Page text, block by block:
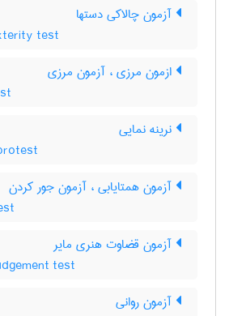
آزمون چالاکی دستها
test
ازمون مرزی ، آزمون مرزی
نرینه نمایی
آزمون همتایابی ، آزمون جور کردن
آزمون قضاوت هنری مایر
test
آزمون روانی